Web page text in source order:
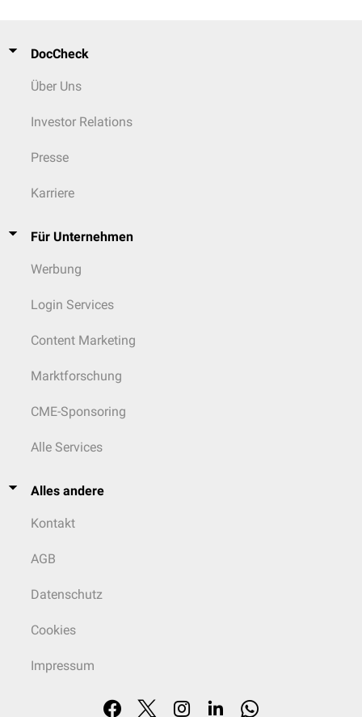
DocCheck
Über Uns
Investor Relations
Presse
Karriere
Für Unternehmen
Werbung
Login Services
Content Marketing
Marktforschung
CME-Sponsoring
Alle Services
Alles andere
Kontakt
AGB
Datenschutz
Cookies
Impressum